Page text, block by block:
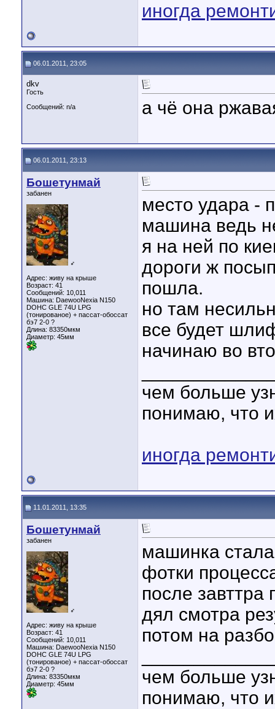
иногда
06.01.2011, 23:05
dkv
Гость
Сообщений: n/a
а чё она
06.01.2011, 23:13
Бошетунмай
забанен
♂
Адрес: живу на крыше
Возраст: 41
Сообщений: 10,011
Машина: DaewooNexia N150
DOHC GLE 74U LPG
(тонированое) + пассат-обоссат
бэ7 2-0 ?
Длина: 83350мкм
Диаметр: 45мм
место удара -
машина ведь
я на ней по
дороги ж
пошла.
но там
все будет
начинаю во
чем больше
понимаю, что
иногда
11.01.2011, 13:35
Бошетунмай
забанен
♂
Адрес: живу на крыше
Возраст: 41
Сообщений: 10,011
Машина: DaewooNexia N150
DOHC GLE 74U LPG
(тонированое) + пассат-обоссат
бэ7 2-0 ?
Длина: 83350мкм
Диаметр: 45мм
машинка
фотки
после завттра
дял смотра
потом на
чем больше
понимаю, что